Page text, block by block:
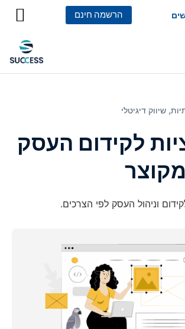
הרשמה חינם
שיווק דיגיטלי
לקידום העסק
וניהול העסק לפי הצרכים.